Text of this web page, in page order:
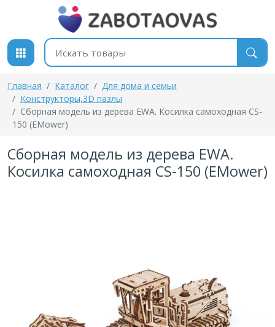
К содержимому
Поиск товаров
Главная Каталог
Для дома и семьи
Конструкторы,3D пазлы
Сборная модель из дерева EWA. Косилка самоходная CS-
150 (EMower)
Сборная модель из дерева EWA.
Косилка самоходная CS-150 (EMower)